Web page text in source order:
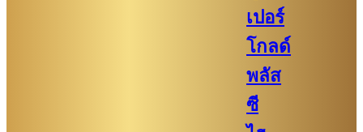
เปอร์
โกลด์
พลัส
ซี